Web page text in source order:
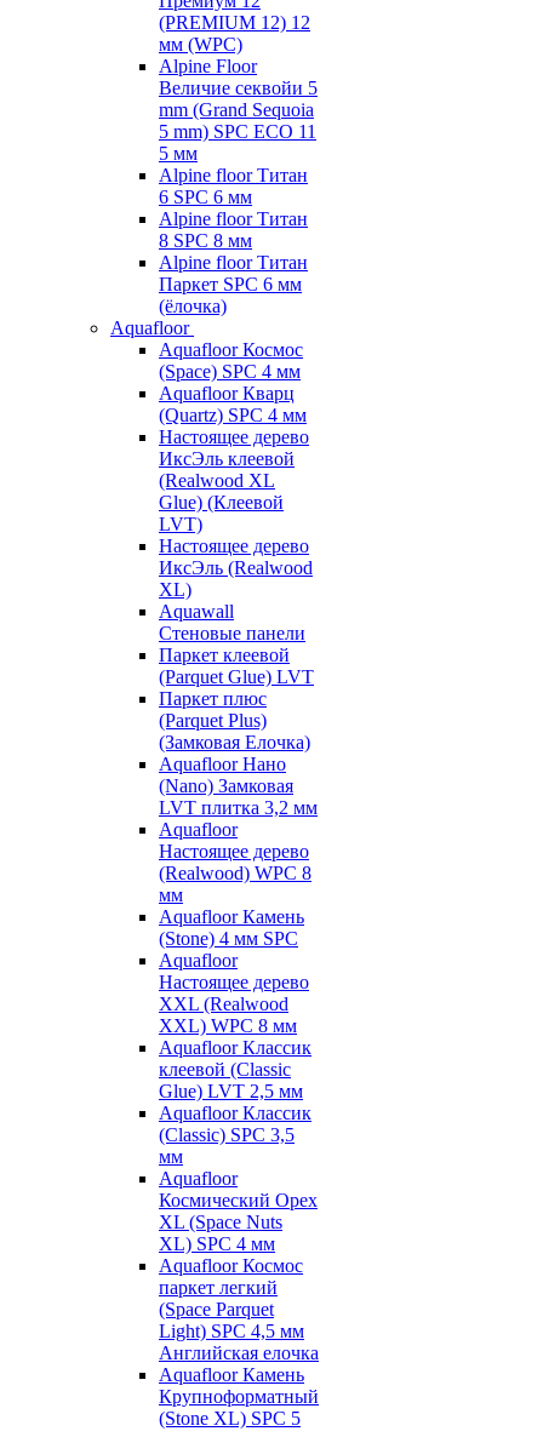
(PREMIUM 12) 12
мм (WPC)
Alpine Floor
Величие секвойи 5
mm (Grand Sequoia
5 mm) SPC ECO 11
5 мм
Alpine floor Титан
6 SPC 6 мм
Alpine floor Титан
8 SPC 8 мм
Alpine floor Титан
Паркет SPC 6 мм
(ёлочка)
Aquafloor
Aquafloor Космос
(Space) SPC 4 мм
Aquafloor Кварц
(Quartz) SPC 4 мм
Настоящее дерево
ИксЭль клеевой
(Realwood XL
Glue) (Клеевой
LVT)
Настоящее дерево
ИксЭль (Realwood
XL)
Aquawall
Стеновые панели
Паркет клеевой
(Parquet Glue) LVT
Паркет плюс
(Parquet Plus)
(Замковая Елочка)
Aquafloor Нано
(Nano) Замковая
LVT плитка 3,2 мм
Aquafloor
Настоящее дерево
(Realwood) WPC 8
мм
Aquafloor Камень
(Stone) 4 мм SPC
Aquafloor
Настоящее дерево
XXL (Realwood
XXL) WPC 8 мм
Aquafloor Классик
клеевой (Classic
Glue) LVT 2,5 мм
Aquafloor Классик
(Classic) SPC 3,5
мм
Aquafloor
Космический Орех
XL (Space Nuts
XL) SPC 4 мм
Aquafloor Космос
паркет легкий
(Space Parquet
Light) SPC 4,5 мм
Английская елочка
Aquafloor Камень
Крупноформатный
(Stone XL) SPC 5